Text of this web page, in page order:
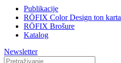
Publikacije
RÖFIX Color Design ton karta
RÖFIX Brošure
Katalog
Newsletter